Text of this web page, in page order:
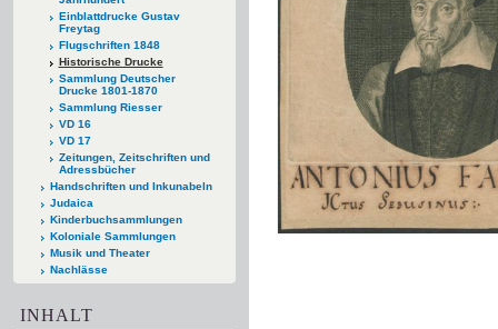
Einblattdrucke Gustav
Freytag
Flugschriften 1848
Historische Drucke
Sammlung Deutscher
Drucke 1801-1870
Sammlung Riesser
VD 16
VD 17
Zeitungen, Zeitschriften und
Adressbücher
Handschriften und Inkunabeln
Judaica
Kinderbuchsammlungen
Koloniale Sammlungen
Musik und Theater
Nachlässe
INHALT